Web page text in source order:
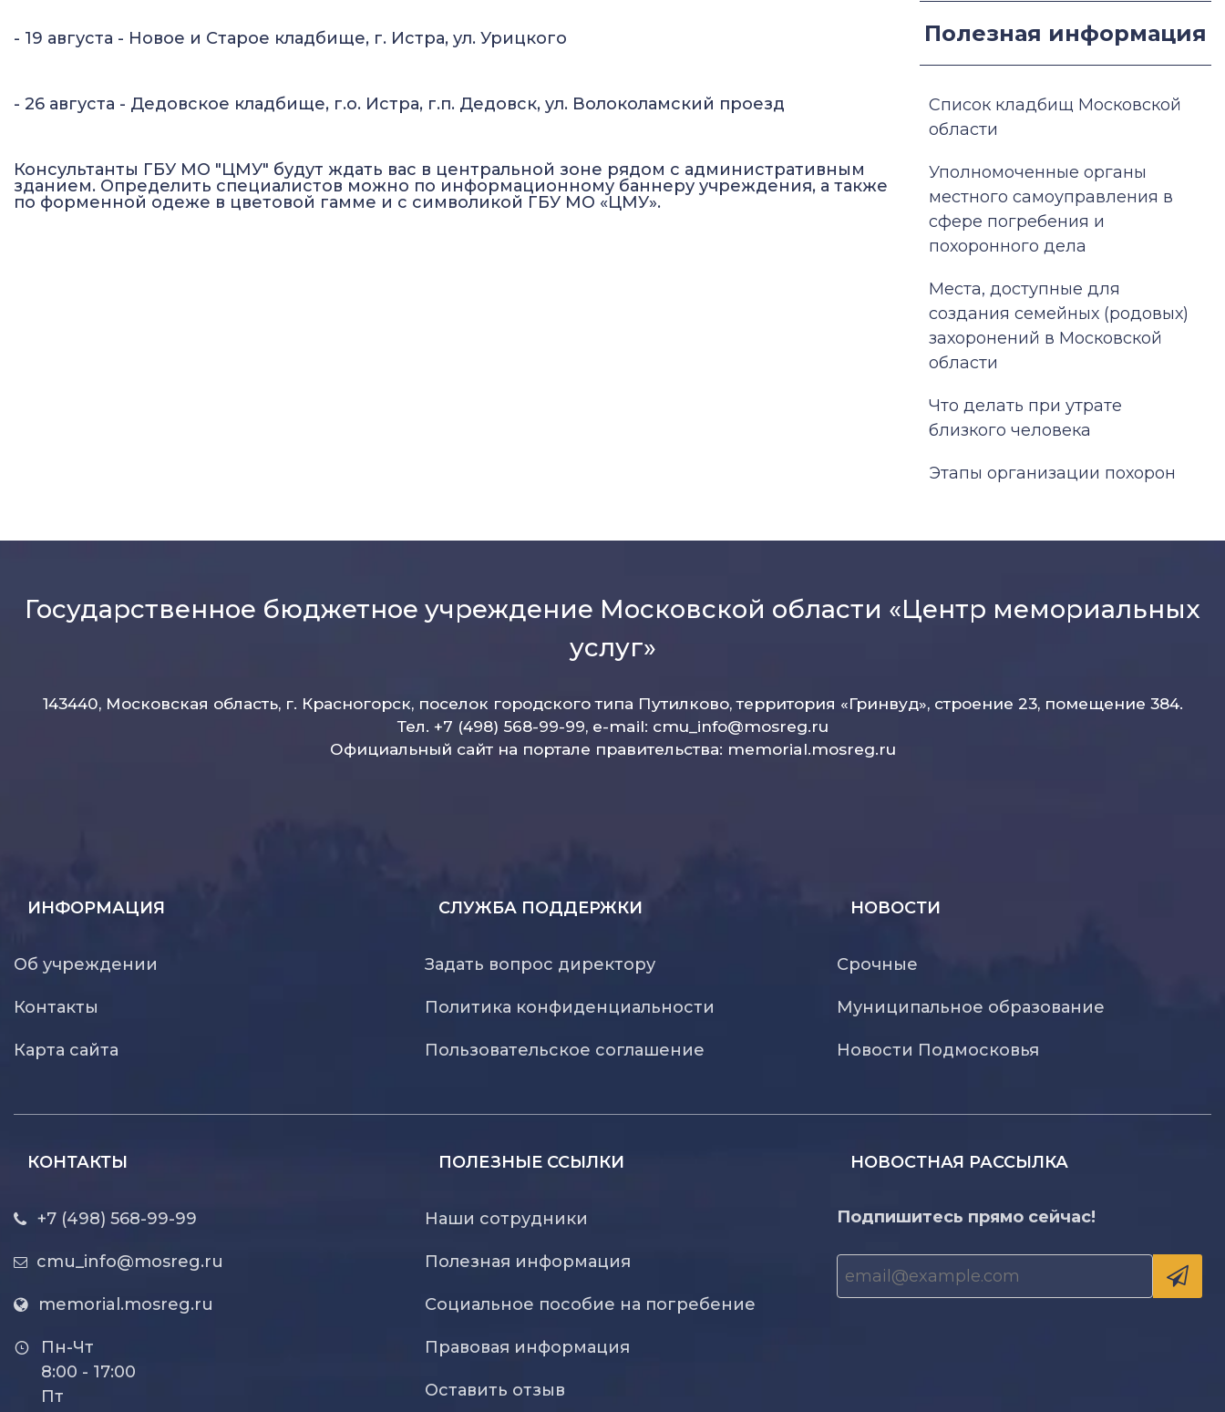
- 19 августа - Новое и Старое кладбище, г. Истра, ул. Урицкого
- 26 августа - Дедовское кладбище, г.о. Истра, г.п. Дедовск, ул. Волоколамский проезд
Консультанты ГБУ МО "ЦМУ" будут ждать вас в центральной зоне рядом с административным
зданием. Определить специалистов можно по информационному баннеру учреждения, а также
по форменной одеже в цветовой гамме и с символикой ГБУ МО «ЦМУ».
Полезная информация
Список кладбищ Московской
области
Уполномоченные органы
местного самоуправления в
сфере погребения и
похоронного дела
Места, доступные для
создания семейных (родовых)
захоронений в Московской
области
Что делать при утрате
близкого человека
Этапы организации похорон
Государственное бюджетное учреждение Московской области «Центр мемориальных
услуг»
143440, Московская область, г. Красногорск, поселок городского типа Путилково, территория «Гринвуд», строение 23, помещение 384.
Тел. +7 (498) 568-99-99, e-mail: cmu_info@mosreg.ru
Официальный сайт на портале правительства: memorial.mosreg.ru
ИНФОРМАЦИЯ
Об учреждении
Контакты
Карта сайта
СЛУЖБА ПОДДЕРЖКИ
Задать вопрос директору
Политика конфиденциальности
Пользовательское соглашение
НОВОСТИ
Срочные
Муниципальное образование
Новости Подмосковья
КОНТАКТЫ
+7 (498) 568-99-99
cmu_info@mosreg.ru
memorial.mosreg.ru
Пн-Чт
8:00 - 17:00
Пт
ПОЛЕЗНЫЕ ССЫЛКИ
Наши сотрудники
Полезная информация
Социальное пособие на погребение
Правовая информация
Оставить отзыв
НОВОСТНАЯ РАССЫЛКА
Подпишитесь прямо сейчас!